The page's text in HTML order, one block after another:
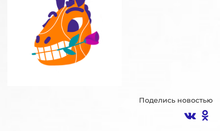
Поделись новостью